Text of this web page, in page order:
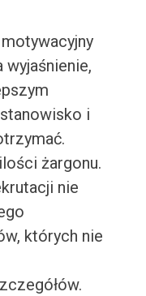
i
żargonu.
nie
których nie